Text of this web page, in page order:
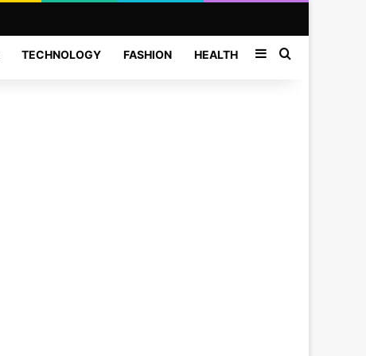
TECHNOLOGY FASHION HEALTH SidebarSearch for